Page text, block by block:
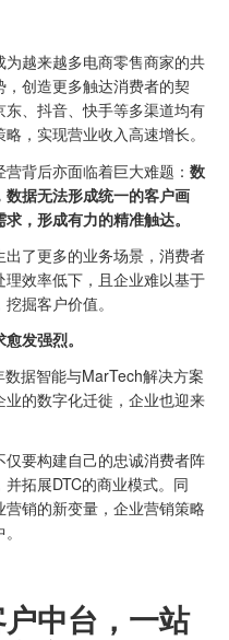
越来越多电商零售商家的共
创造更多触达消费者的契
、抖音、快手等多渠道均有
，实现营业收入高速增长。
背后亦面临着巨大难题： 数
据无法形成统一的客户画
，形成有力的精准触达。
了更多的业务场景，消费者
效率低下，且企业难以基于
挖掘客户价值。
发强烈。
据智能与MarTech解决方案
的数字化迁徙，企业也迎来
要构建自己的忠诚消费者阵
拓展DTC的商业模式。同
销的新变量，企业营销策略
中台， 一站